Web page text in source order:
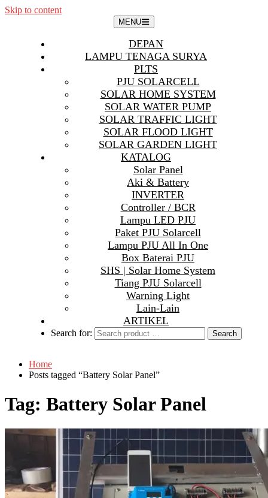
Skip to content
MENU
DEPAN
LAMPU TENAGA SURYA
PLTS
PJU SOLARCELL
SOLAR HOME SYSTEM
SOLAR WATER PUMP
SOLAR TRAFFIC LIGHT
SOLAR FLOOD LIGHT
SOLAR GARDEN LIGHT
KATALOG
Solar Panel
Aki & Battery
INVERTER
Controller / BCR
Lampu LED PJU
Paket PJU Solarcell
Lampu PJU All In One
Box Baterai PJU
SHS | Solar Home System
Tiang PJU Solarcell
Warning Light
Lain-Lain
ARTIKEL
Search for:
Home
Posts tagged “Battery Solar Panel”
Tag: Battery Solar Panel